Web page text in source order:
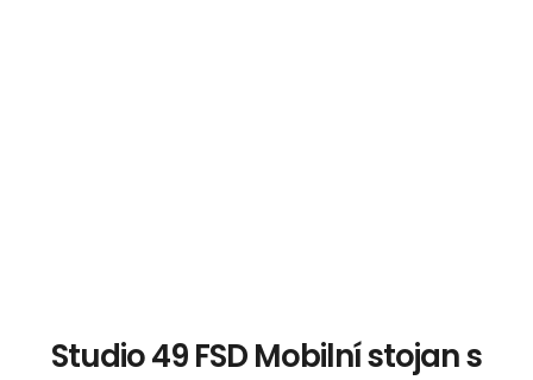
Studio 49 FSD Mobilní stojan s